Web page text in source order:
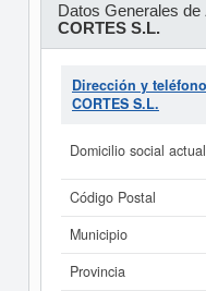
Datos Generales de
CORTES S.L.
Dirección y
CORTES S.L.
Domicilio social actual
Código Postal
Municipio
Provincia